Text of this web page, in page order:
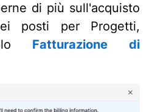
di più sull'acquisto
posti per Progetti,
Fatturazione di